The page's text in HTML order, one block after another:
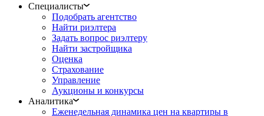
Специалисты
Подобрать агентство
Найти риэлтера
Задать вопрос риэлтеру
Найти застройщика
Оценка
Страхование
Управление
Аукционы и конкурсы
Аналитика
Еженедельная динамика цен на квартиры в